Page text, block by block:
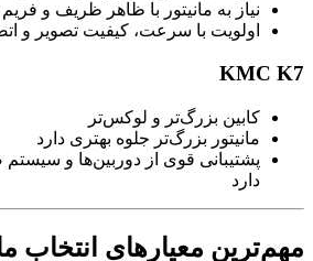
نیاز به مانیتور با ظاهر ظریف و
اولویت با سرعت، کیفیت تصویر و
KMC K7
کابین بزرگ‌تر و لوکس‌تر
مانیتور بزرگ‌تر جلوه بهتری دارد
پشتیبانی قوی از دوربین‌ها و
دارد
مهم‌ترین معیارهای انتخاب